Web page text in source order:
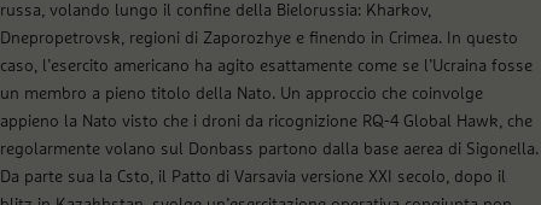
russa, volando lungo il confine della Bielorussia: Kharkov,
Dnepropetrovsk, regioni di Zaporozhye e finendo in Crimea. In questo
caso, l’esercito americano ha agito esattamente come se l’Ucraina fosse
un membro a pieno titolo della Nato. Un approccio che coinvolge
appieno la Nato visto che i droni da ricognizione RQ-4 Global Hawk, che
regolarmente volano sul Donbass partono dalla base aerea di Sigonella.
Da parte sua la Csto, il Patto di Varsavia versione XXI secolo, dopo il